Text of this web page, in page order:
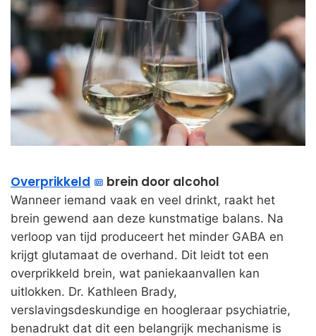
Overprikkeld brein door alcohol
Wanneer iemand vaak en veel drinkt, raakt het
brein gewend aan deze kunstmatige balans. Na
verloop van tijd produceert het minder GABA en
krijgt glutamaat de overhand. Dit leidt tot een
overprikkeld brein, wat paniekaanvallen kan
uitlokken. Dr. Kathleen Brady,
verslavingsdeskundige en hoogleraar psychiatrie,
benadrukt dat dit een belangrijk mechanisme is